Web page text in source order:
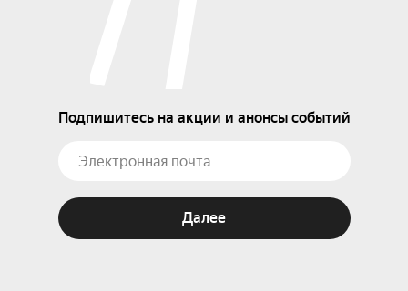
Подпишитесь на акции и анонсы событий
Далее